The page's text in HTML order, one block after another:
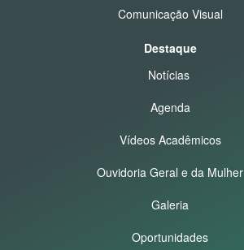
Comunicação Visual
Destaque
Notícias
Agenda
Vídeos Acadêmicos
Ouvidoria Geral e da Mulher
Galeria
Oportunidades